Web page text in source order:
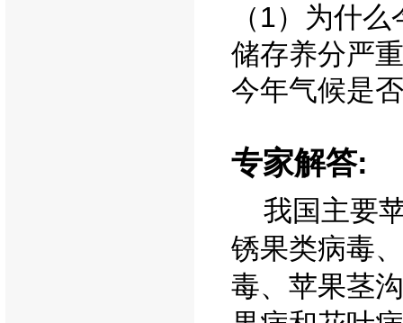
（ 1）为什么
储存养分严
今年气候是
专家解答:
我国主要
锈果类病毒
毒、苹果茎